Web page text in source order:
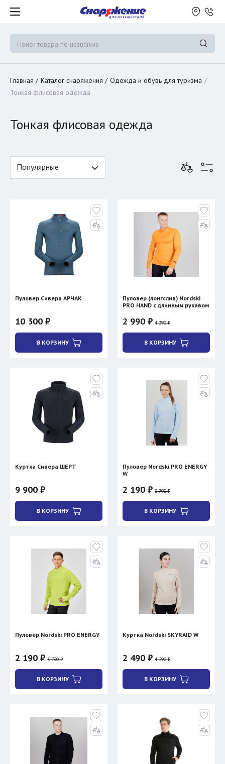
Главная Каталог снаряжения
Одежда и обувь для туризма
Тонкая флисовая одежда
Тонкая флисовая одежда
Популярные
Пуловер Сивера АРЧАК
10 300 ₽
В КОРЗИНУ
Пуловер (лонгслив) Nordski
PRO HAND с длинным рукавом
2 990 ₽ 4 390 ₽
В КОРЗИНУ
Куртка Сивера ШЕРТ
9 900 ₽
В КОРЗИНУ
Пуловер Nordski PRO ENERGY
W
2 190 ₽ 3 790 ₽
В КОРЗИНУ
Пуловер Nordski PRO ENERGY
2 190 ₽ 3 790 ₽
В КОРЗИНУ
Куртка Nordski SKYRAID W
2 490 ₽ 4 290 ₽
В КОРЗИНУ